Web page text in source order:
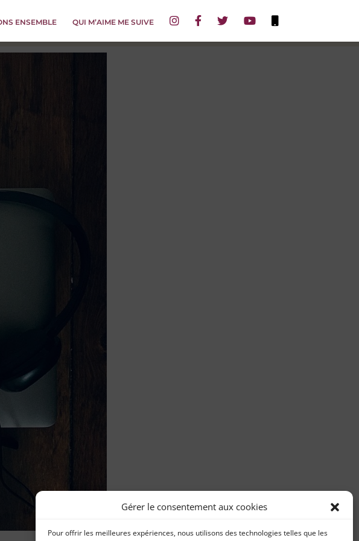
Gérer le consentement aux cookies
Pour offrir les meilleures expériences, nous utilisons des technologies telles que les
ENSEMBLE QUI M’AIME ME SUIVE